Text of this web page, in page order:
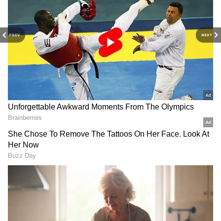
PREV NEXT
Govt Scheme: பிறந்த
குழந்தைக்கு ஒரு கிராம்
தங்க மோதிரம்.!
விண்ணப்பிப்பது எப்படி?
தேவையான
ஆவணங்கள் என்ன?
வழிமுறைகள் இதோ.!
"சினிமா காட்டி ஏமாற்ற
முடியாது!" முதல்வர்
விஜய்க்கு ஆர்.எஸ். பாரதி
கொடுத்த மரண மாஸ்
பதிலடி!
கர்ப்பமாகி கருக்கலைப்பு..
நம்பவைத்து
ஏமாற்றிவிட்டார்.. அதிமுக
முன்னாள் அமைச்சரால்
கதறும் நடிகை..
Rajini Speech: ரஜினிகாந்த்
பேசியதால் பரபரப்பான
சுவாரஸ்யமான லிஸ்ட்.!